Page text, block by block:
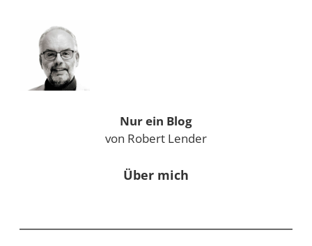
Sidebar
Nur ein Blog
von Robert Lender
Über mich